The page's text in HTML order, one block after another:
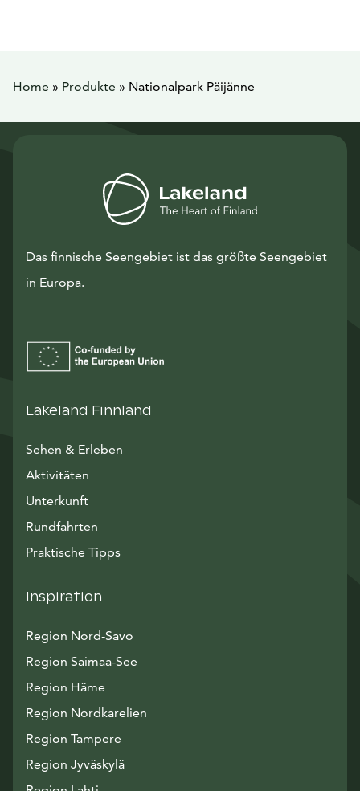
Home » Produkte » Nationalpark Päijänne
Das finnische Seengebiet ist das größte Seengebiet
in Europa.
Lakeland Finnland
Sehen & Erleben
Aktivitäten
Unterkunft
Rundfahrten
Praktische Tipps
Inspiration
Region Nord-Savo
Region Saimaa-See
Region Häme
Region Nordkarelien
Region Tampere
Region Jyväskylä